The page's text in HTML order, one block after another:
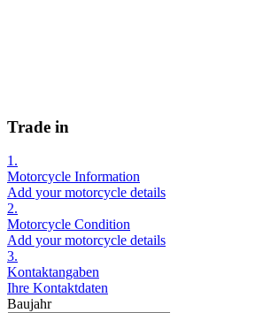
Trade in
1.
Motorcycle Information
Add your motorcycle details
2.
Motorcycle Condition
Add your motorcycle details
3.
Kontaktangaben
Ihre Kontaktdaten
Baujahr